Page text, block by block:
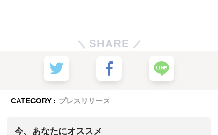
SHARE
CATEGORY : プレスリリース
今、あなたにオススメ